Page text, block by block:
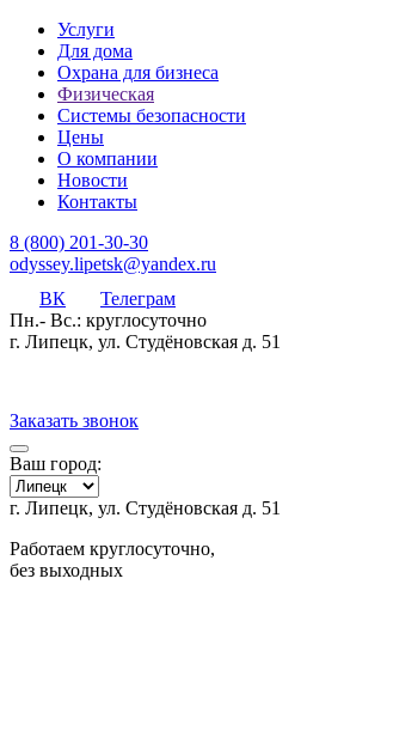
Услуги
Для дома
Охрана для бизнеса
Физическая
Системы безопасности
Цены
О компании
Новости
Контакты
8 (800) 201-30-30
odyssey.lipetsk@yandex.ru
ВК
Телеграм
Пн.- Вс.: круглосуточно
г. Липецк, ул. Студёновская д. 51
Заказать звонок
Ваш город:
г. Липецк, ул. Студёновская д. 51
Работаем круглосуточно,
без выходных